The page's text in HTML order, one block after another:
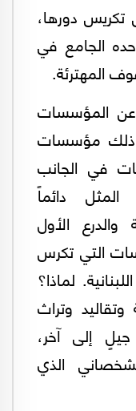
تكريس دورها،
الجامع في
المهترئة.
المؤسسات
ذلك مؤسسات
في الجانب
دائماً
الأول
التي تكرس
لماذا؟
وتراث
إلى آخر،
الذي